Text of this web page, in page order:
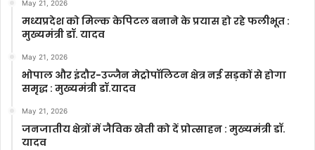
May 21, 2026
मध्यप्रदेश को मिल्क केपिटल बनाने के प्रयास हो रहे फलीभूत :
मुख्यमंत्री डॉ. यादव
May 21, 2026
भोपाल और इंदौर-उज्जैन मेट्रोपॉलिटन क्षेत्र नई सड़कों से होगा
समृद्ध : मुख्यमंत्री डॉ.यादव
May 21, 2026
जनजातीय क्षेत्रों में जैविक खेती को दें प्रोत्साहन : मुख्यमंत्री डॉ.
यादव